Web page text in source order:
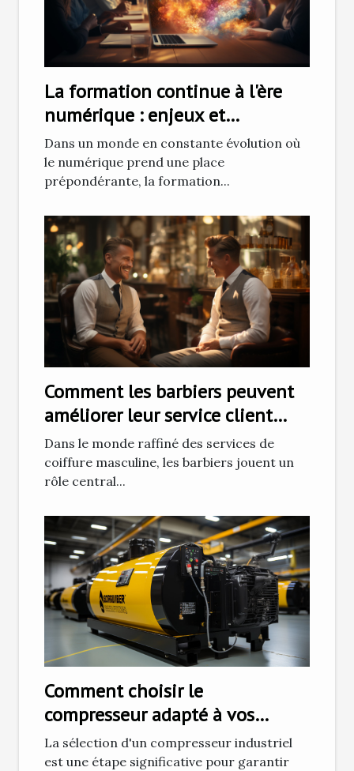
La formation continue à l'ère
numérique : enjeux et
opportunités
Dans un monde en constante évolution où
le numérique prend une place
prépondérante, la formation...
Comment les barbiers peuvent
améliorer leur service client
pour fidéliser une clientèle
élégante
Dans le monde raffiné des services de
coiffure masculine, les barbiers jouent un
rôle central...
Comment choisir le
compresseur adapté à vos
besoins industriels ?
La sélection d'un compresseur industriel
est une étape significative pour garantir